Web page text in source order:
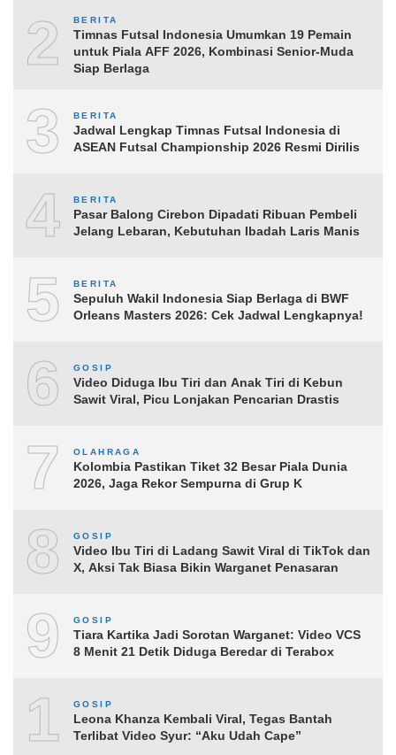
2 BERITA
Timnas Futsal Indonesia Umumkan 19 Pemain
untuk Piala AFF 2026, Kombinasi Senior-Muda
Siap Berlaga
3 BERITA
Jadwal Lengkap Timnas Futsal Indonesia di
ASEAN Futsal Championship 2026 Resmi Dirilis
4 BERITA
Pasar Balong Cirebon Dipadati Ribuan Pembeli
Jelang Lebaran, Kebutuhan Ibadah Laris Manis
5 BERITA
Sepuluh Wakil Indonesia Siap Berlaga di BWF
Orleans Masters 2026: Cek Jadwal Lengkapnya!
6 GOSIP
Video Diduga Ibu Tiri dan Anak Tiri di Kebun
Sawit Viral, Picu Lonjakan Pencarian Drastis
7 OLAHRAGA
Kolombia Pastikan Tiket 32 Besar Piala Dunia
2026, Jaga Rekor Sempurna di Grup K
8 GOSIP
Video Ibu Tiri di Ladang Sawit Viral di TikTok dan
X, Aksi Tak Biasa Bikin Warganet Penasaran
9 GOSIP
Tiara Kartika Jadi Sorotan Warganet: Video VCS
8 Menit 21 Detik Diduga Beredar di Terabox
10
GOSIP
Leona Khanza Kembali Viral, Tegas Bantah
Terlibat Video Syur: “Aku Udah Cape”